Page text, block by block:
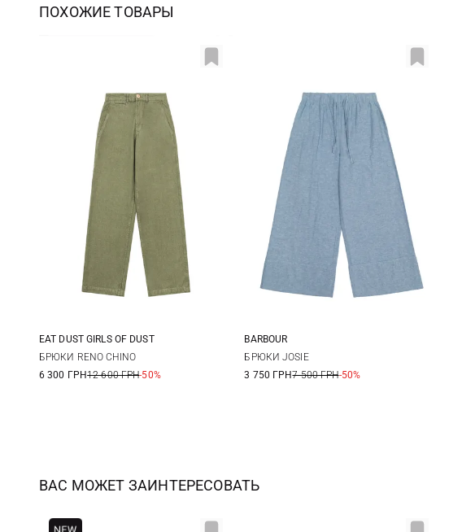
ПОХОЖИЕ ТОВАРЫ
XXS XS
EAT DUST GIRLS OF DUST
БРЮКИ RENO CHINO
6 300 ГРН12 600 ГРН-50%
6
BARBOUR
БРЮКИ JOSIE
3 750 ГРН7 500 ГРН-50%
ВАС МОЖЕТ ЗАИНТЕРЕСОВАТЬ